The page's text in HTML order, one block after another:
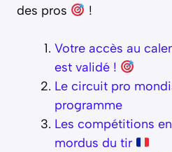
des pros
!
Votre accès au
est validé !
Le circuit pro
programme
Les compétitions
mordus du tir